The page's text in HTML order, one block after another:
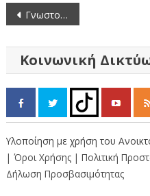
Πλοήγηση
Γνωστοποίηση Εγκατάστασης επαγγελματικού εργαστηρίου Κατασκευής Ξυλουργικών Προϊόντων ΚΩΣΤΑΣ ΝΙΚΟΥ (αρ. γνωστ. 1201106)
Κοινωνική
Υλοποίηση με χρήση του
| Όροι Χρήσης | Πολιτική
Δήλωση Προσβασιμότητας